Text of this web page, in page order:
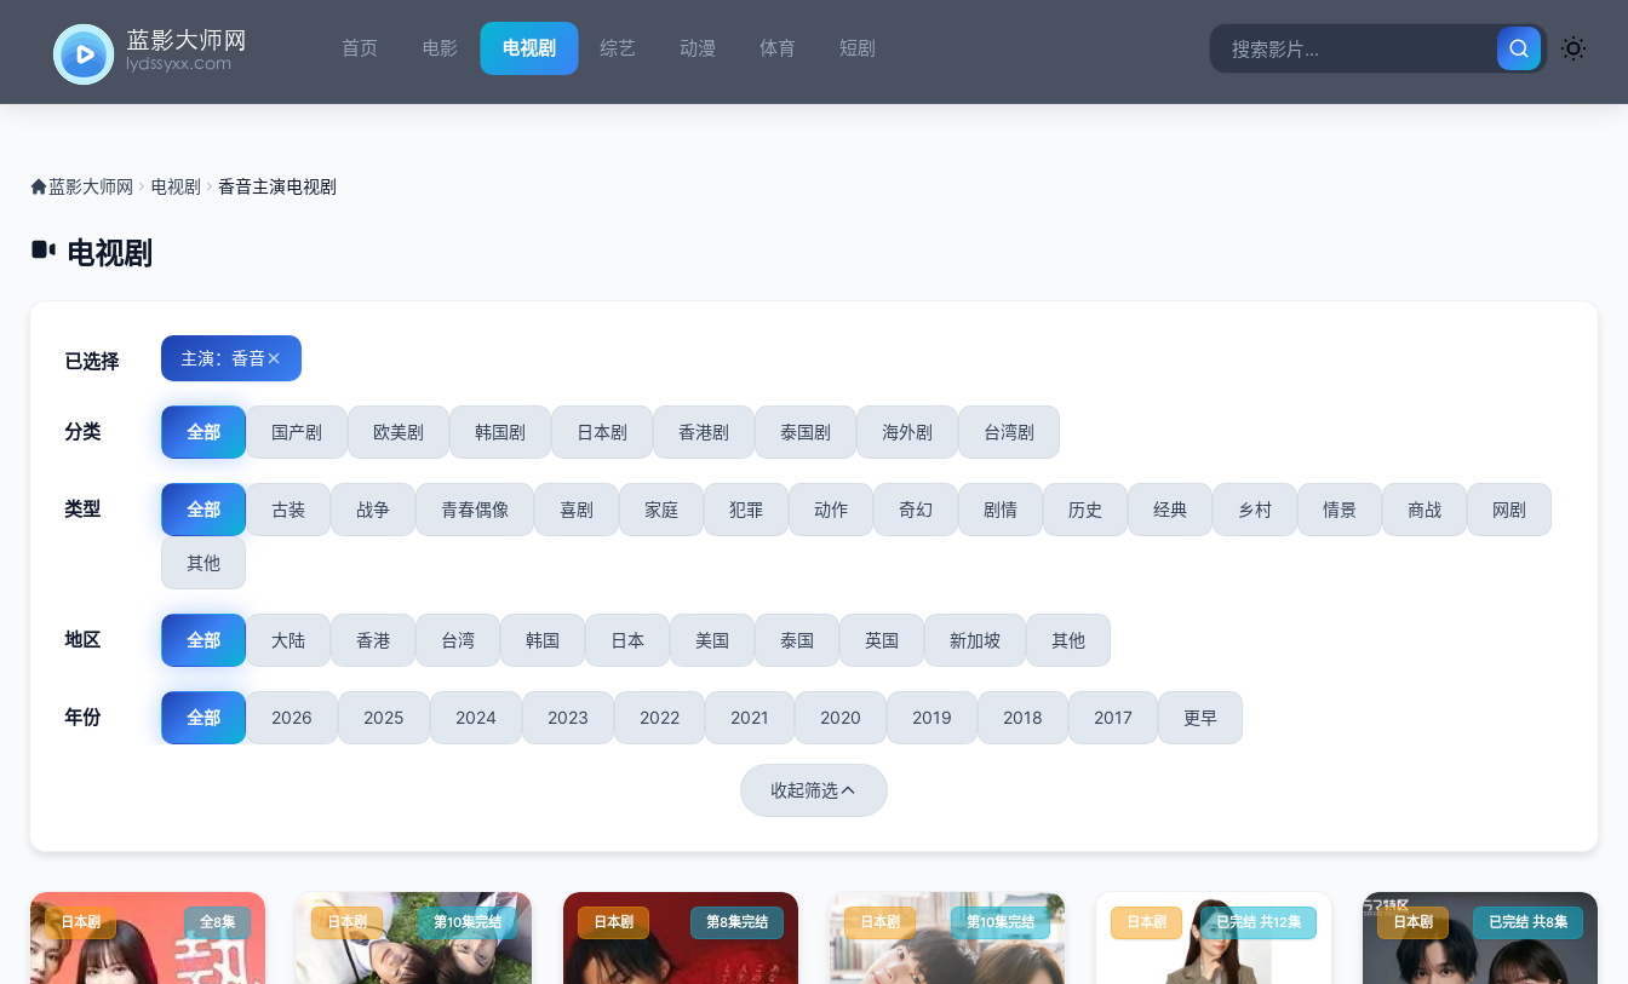
首页 电影 电视剧 综艺 动漫 体育 短剧
蓝影大师网 电视剧 香音主演电视剧
电视剧
已选择 主演：香音
分类 全部 国产剧 欧美剧 韩国剧 日本剧 香港剧 泰国剧 海外剧 台湾剧
类型 全部 古装 战争 青春偶像 喜剧 家庭 犯罪 动作 奇幻 剧情 历史 经典 乡村 情景 商战 网剧
其他
地区 全部 大陆 香港 台湾 韩国 日本 美国 泰国 英国 新加坡 其他
年份 全部 2026 2025 2024 2023 2022 2021 2020 2019 2018 2017 更早
收起筛选
日本剧 全8集 日本剧 第10集完结 日本剧 第8集完结 日本剧 第10集完结 日本剧 已完结 共12集 日本剧 已完结 共8集